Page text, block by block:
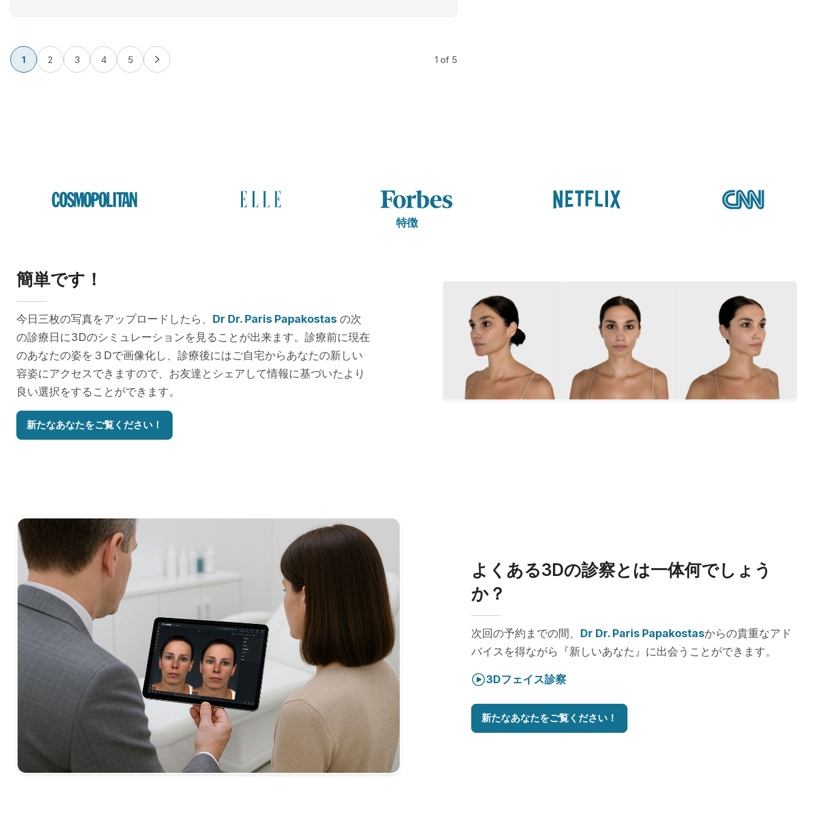
1 2 3 4 5 1 of 5
特徴
簡単です！
今日三枚の写真をアップロードしたら、 Dr Dr. Paris Papakostas の次
の診療日に3Dのシミュレーションを見ることが出来ます。診療前に現在
のあなたの姿を３Dで画像化し、診療後にはご自宅からあなたの新しい
容姿にアクセスできますので、お友達とシェアして情報に基づいたより
良い選択をすることができます。
新たなあなたをご覧ください！
よくある3Dの診察とは一体何でしょう
か？
次回の予約までの間、 Dr Dr. Paris Papakostasからの貴重なアド
バイスを得ながら『新しいあなた』に出会うことができます。
3Dフェイス診察
新たなあなたをご覧ください！